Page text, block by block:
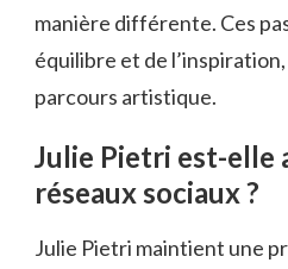
manière différente. Ces
équilibre et de
parcours artistique.
Julie Pietri est-elle
réseaux sociaux ?
Julie Pietri maintient une